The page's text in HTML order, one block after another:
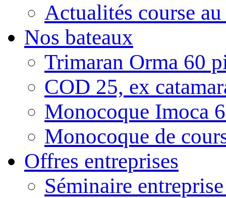
Actualités course
Nos bateaux
Trimaran Orma 60
COD 25, ex
Monocoque Imoca
Monocoque de
Offres entreprises
Séminaire